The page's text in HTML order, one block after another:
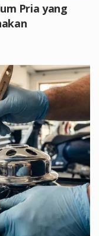
Pria yang